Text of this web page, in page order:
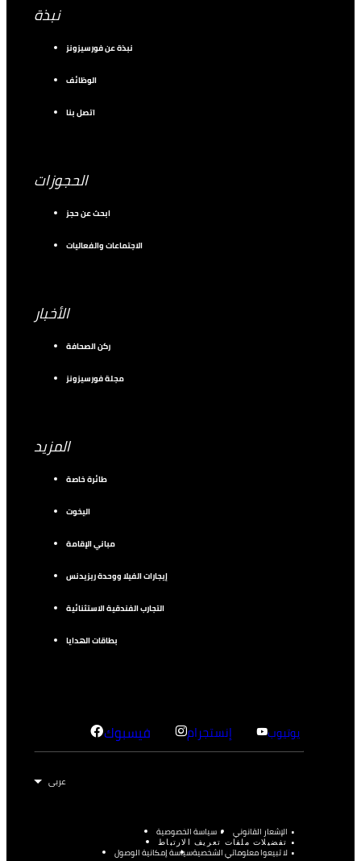
نبذة
نبذة عن فورسيزونز
الوظائف
اتصل بنا
الحجوزات
ابحث عن حجز
الاجتماعات والفعاليات
الأخبار
ركن الصحافة
مجلة فورسيزونز
المزيد
طائرة خاصة
اليخوت
مباني الإقامة
إيجارات الفيلا ووحدة ريزيدنس
التجارب الفندقية الاستثنائية
بطاقات الهدايا
فيسبوك إنستجرام يوتيوب
الإشعار القانوني سياسة الخصوصية
تفضيلات ملفات تعريف الارتباط
لا تبيعوا معلوماتي الشخصيةسياسة إمكانية الوصول